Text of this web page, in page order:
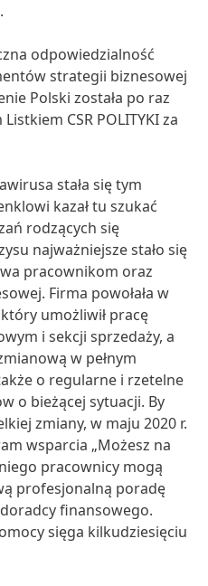
odpowiedzialność
strategii biznesowej
Polski została po raz
CSR POLITYKI za
stała się tym
kazał tu szukać
rodzących się
najważniejsze stało się
pracownikom oraz
Firma powołała w
umożliwił pracę
i sekcji sprzedaży, a
w pełnym
o regularne i rzetelne
o bieżącej sytuacji. By
zmiany, w maju 2020 r.
wsparcia „Możesz na
pracownicy mogą
profesjonalną poradę
finansowego.
sięga kilkudziesięciu